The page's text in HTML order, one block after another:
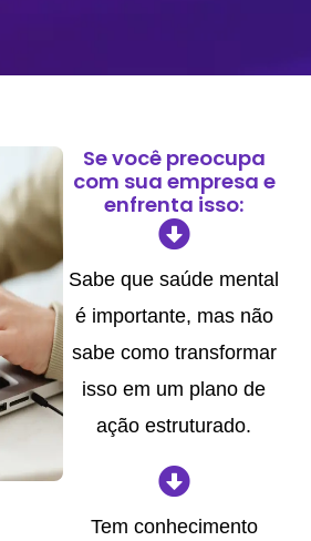
Se você preocupa
com sua empresa e
enfrenta isso:
Sabe que saúde mental
é importante, mas não
sabe como transformar
isso em um plano de
ação estruturado.
Tem conhecimento